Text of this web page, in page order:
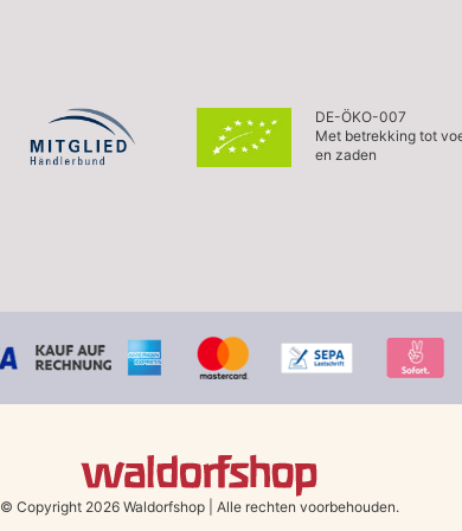
DE-ÖKO-007
Met betrekking tot
en zaden
© Copyright 2026 Waldorfshop Alle rechten voorbehouden.